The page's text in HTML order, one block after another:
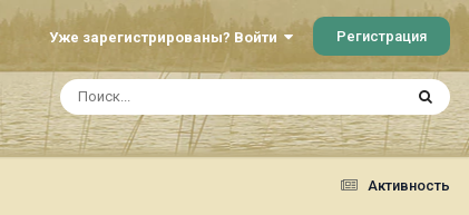
Уже зарегистрированы? Войти Регистрация
Активность